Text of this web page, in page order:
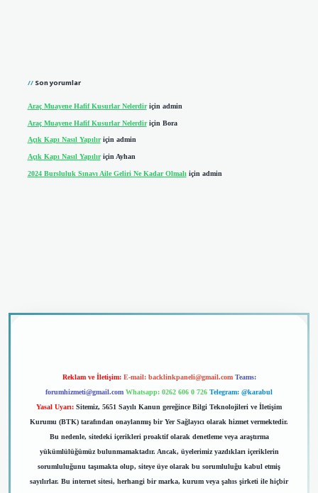
Son yorumlar
Araç Muayene Hafif Kusurlar Nelerdiriçin admin
Araç Muayene Hafif Kusurlar Nelerdiriçin Bora
Açık Kapı Nasıl Yapılıriçin admin
Açık Kapı Nasıl Yapılıriçin Ayhan
2024 Bursluluk Sınavı Aile Geliri Ne Kadar Olmalıiçin admin
Reklam ve İletişim: E-mail: backlinkpaneli@gmail.com Teams:
forumhizmeti@gmail.com Whatsapp: 0262 606 0 726 Telegram: @karabul
Yasal Uyarı: Sitemiz, 5651 Sayılı Kanun gereğince Bilgi Teknolojileri ve İletişim
Kurumu (BTK) tarafından onaylanmış bir Yer Sağlayıcı olarak hizmet vermektedir.
Bu nedenle, sitedeki içerikleri proaktif olarak denetleme veya araştırma
yükümlülüğümüz bulunmamaktadır. Ancak, üyelerimiz yazdıkları içeriklerin
sorumluluğunu taşımakta olup, siteye üye olarak bu sorumluluğu kabul etmiş
sayılırlar. Bu internet sitesi, herhangi bir marka, kurum veya şahıs şirketi ile hiçbir